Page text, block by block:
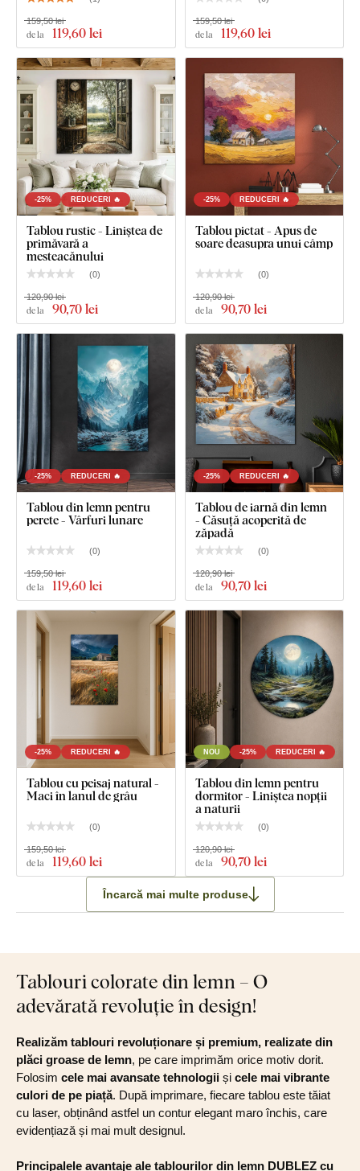
de la 119,60 lei
159,50 lei
de la 119,60 lei
159,50 lei
-25% REDUCERI 🔥
Tablou rustic - Liniștea de
primăvară a
mesteacănului
(0)
de la 90,70 lei
120,90 lei
-25% REDUCERI 🔥
Tablou pictat - Apus de
soare deasupra unui câmp
(0)
de la 90,70 lei
120,90 lei
-25% REDUCERI 🔥
Tablou din lemn pentru
perete - Vârfuri lunare
(0)
de la 119,60 lei
159,50 lei
-25% REDUCERI 🔥
Tablou de iarnă din lemn
- Căsuță acoperită de
zăpadă
(0)
de la 90,70 lei
120,90 lei
-25% REDUCERI 🔥
Tablou cu peisaj natural -
Maci în lanul de grâu
(0)
de la 119,60 lei
159,50 lei
NOU -25% REDUCERI 🔥
Tablou din lemn pentru
dormitor - Liniștea nopții
a naturii
(0)
de la 90,70 lei
120,90 lei
Încarcă mai multe produse
Tablouri colorate din lemn – O
adevărată revoluție în design!
Realizăm tablouri revoluționare și premium, realizate din
plăci groase de lemn, pe care imprimăm orice motiv dorit.
Folosim cele mai avansate tehnologii și cele mai vibrante
culori de pe piață. După imprimare, fiecare tablou este tăiat
cu laser, obținând astfel un contur elegant maro închis, care
evidențiază și mai mult designul.
Principalele avantaje ale tablourilor din lemn DUBLEZ cu